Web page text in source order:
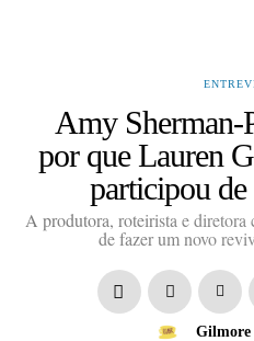
Amy Sherman-
por que Lauren
participou
A produtora, roteirista e diretora
de fazer um novo